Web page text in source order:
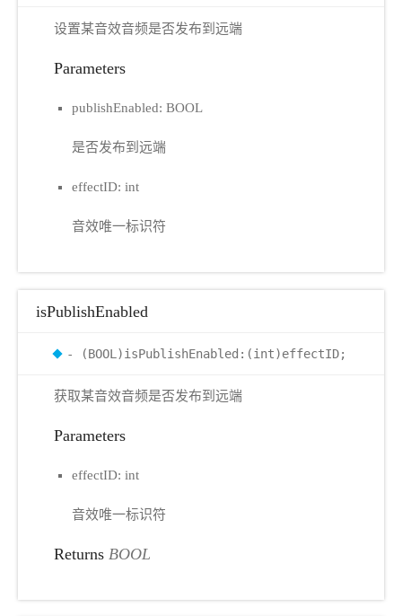
设置某音效音频是否发布到远端
Parameters
publishEnabled: BOOL
是否发布到远端
effectID: int
音效唯一标识符
isPublishEnabled
- (BOOL)isPublishEnabled:(int)effectID;
获取某音效音频是否发布到远端
Parameters
effectID: int
音效唯一标识符
Returns BOOL